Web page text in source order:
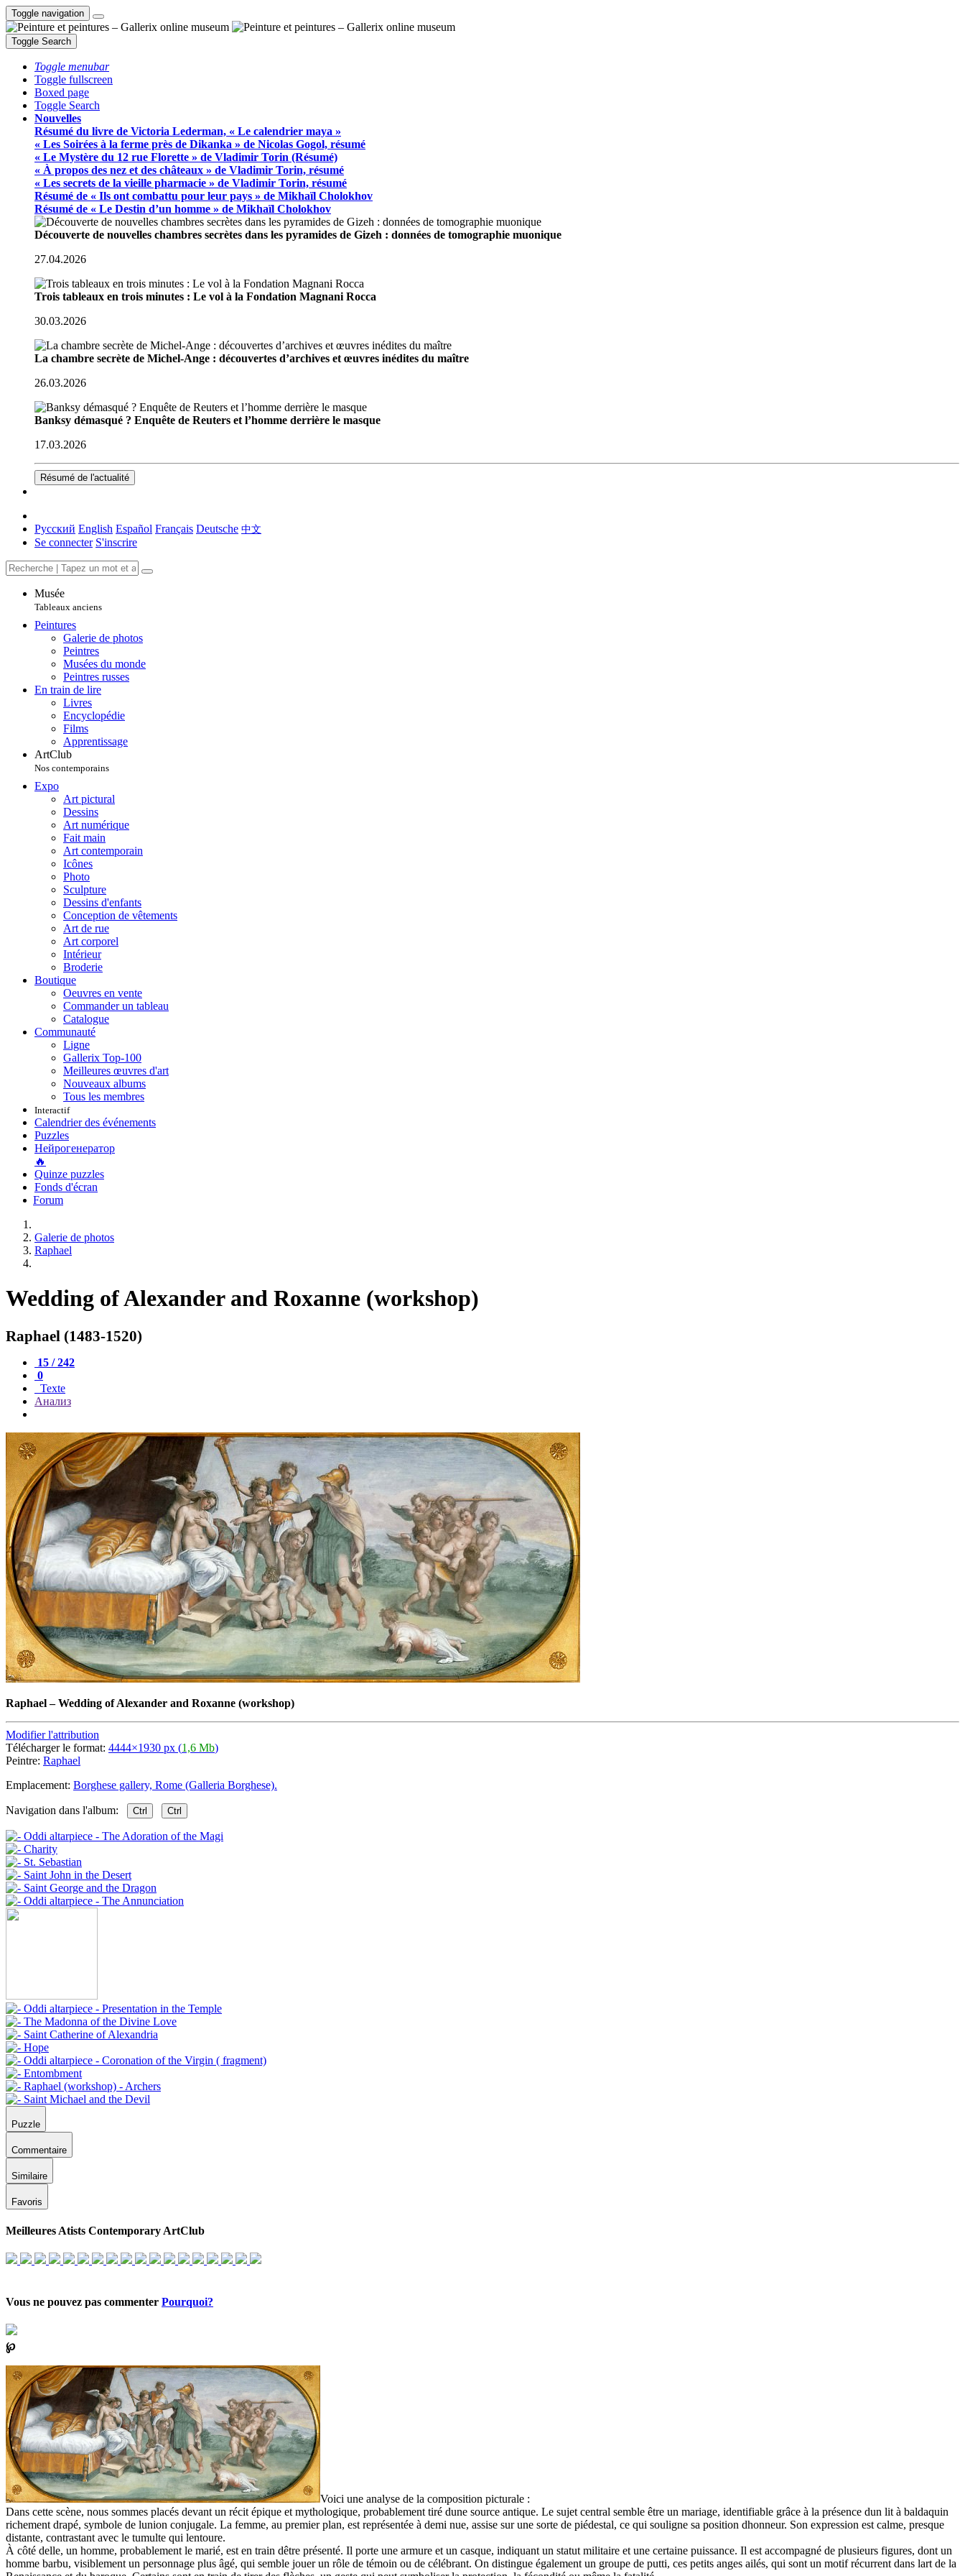
Toggle navigation
Toggle Search
Toggle menubar
Toggle fullscreen
Boxed page
Toggle Search
Nouvelles
Résumé du livre de Victoria Lederman, « Le calendrier maya »
« Les Soirées à la ferme près de Dikanka » de Nicolas Gogol, résumé
« Le Mystère du 12 rue Florette » de Vladimir Torin (Résumé)
« À propos des nez et des châteaux » de Vladimir Torin, résumé
« Les secrets de la vieille pharmacie » de Vladimir Torin, résumé
Résumé de « Ils ont combattu pour leur pays » de Mikhaïl Cholokhov
Résumé de « Le Destin d’un homme » de Mikhaïl Cholokhov
Découverte de nouvelles chambres secrètes dans les pyramides de Gizeh : données de tomographie muonique
27.04.2026
Trois tableaux en trois minutes : Le vol à la Fondation Magnani Rocca
30.03.2026
La chambre secrète de Michel-Ange : découvertes d’archives et œuvres inédites du maître
26.03.2026
Banksy démasqué ? Enquête de Reuters et l’homme derrière le masque
17.03.2026
Résumé de l'actualité
Русский English Español Français Deutsche 中文
Se connecter S'inscrire
Musée
Tableaux anciens
Peintures
Galerie de photos
Peintres
Musées du monde
Peintres russes
En train de lire
Livres
Encyclopédie
Films
Apprentissage
ArtClub
Nos contemporains
Expo
Art pictural
Dessins
Art numérique
Fait main
Art contemporain
Icônes
Photo
Sculpture
Dessins d'enfants
Conception de vêtements
Art de rue
Art corporel
Intérieur
Broderie
Boutique
Oeuvres en vente
Commander un tableau
Catalogue
Communauté
Ligne
Gallerix Top-100
Meilleures œuvres d'art
Nouveaux albums
Tous les membres
Interactif
Calendrier des événements
Puzzles
Нейрогенератор
🔥
Quinze puzzles
Fonds d'écran
Forum
Galerie de photos
Raphael
Wedding of Alexander and Roxanne (workshop)
Raphael (1483-1520)
15 / 242
0
Texte
Анализ
Raphael–Wedding of Alexander and Roxanne (workshop)
Modifier l'attribution
Télécharger le format: 4444×1930 px (1,6 Mb)
Peintre: Raphael
Emplacement: Borghese gallery, Rome (Galleria Borghese).
Navigation dans l'album: Ctrl Ctrl
Puzzle
Commentaire
Similaire
Favoris
Meilleures Atists Contemporary ArtClub
Vous ne pouvez pas commenter Pourquoi?
℘
Voici une analyse de la composition picturale :
Dans cette scène, nous sommes placés devant un récit épique et mythologique, probablement tiré dune source antique. Le sujet central semble être un mariage, identifiable grâce à la présence dun lit à baldaquin
richement drapé, symbole de lunion conjugale. La femme, au premier plan, est représentée à demi nue, assise sur une sorte de piédestal, ce qui souligne sa position dhonneur. Son expression est calme, presque
distante, contrastant avec le tumulte qui lentoure.
À côté delle, un homme, probablement le marié, est en train dêtre présenté. Il porte une armure et un casque, indiquant un statut militaire et une certaine puissance. Il est accompagné de plusieurs figures, dont un
homme barbu, visiblement un personnage plus âgé, qui semble jouer un rôle de témoin ou de célébrant. On distingue également un groupe de putti, ces petits anges ailés, qui sont un motif récurrent dans lart de la